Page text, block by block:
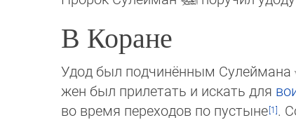
В Коране
Удод был подчинённым Сулеймана
жен был прилетать и искать для
во время переходов по пустыне .